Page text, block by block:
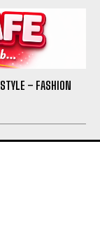
STYLE – FASHION